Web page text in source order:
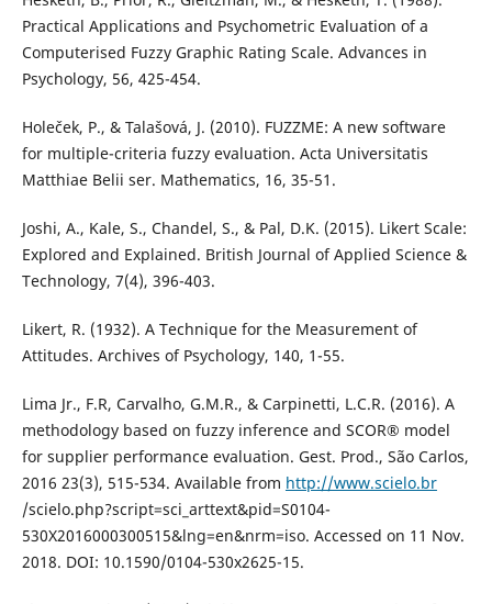
Practical Applications and Psychometric Evaluation of a
Computerised Fuzzy Graphic Rating Scale. Advances in
Psychology, 56, 425-454.
Holeček, P., & Talašová, J. (2010). FUZZME: A new software
for multiple-criteria fuzzy evaluation. Acta Universitatis
Matthiae Belii ser. Mathematics, 16, 35-51.
Joshi, A., Kale, S., Chandel, S., & Pal, D.K. (2015). Likert Scale:
Explored and Explained. British Journal of Applied Science &
Technology, 7(4), 396-403.
Likert, R. (1932). A Technique for the Measurement of
Attitudes. Archives of Psychology, 140, 1-55.
Lima Jr., F.R, Carvalho, G.M.R., & Carpinetti, L.C.R. (2016). A
methodology based on fuzzy inference and SCOR® model
for supplier performance evaluation. Gest. Prod., São Carlos,
2016 23(3), 515-534. Available from http://www.scielo.br
/scielo.php?script=sci_arttext&pid=S0104-
530X2016000300515&lng=en&nrm=iso. Accessed on 11 Nov.
2018. DOI: 10.1590/0104-530x2625-15.